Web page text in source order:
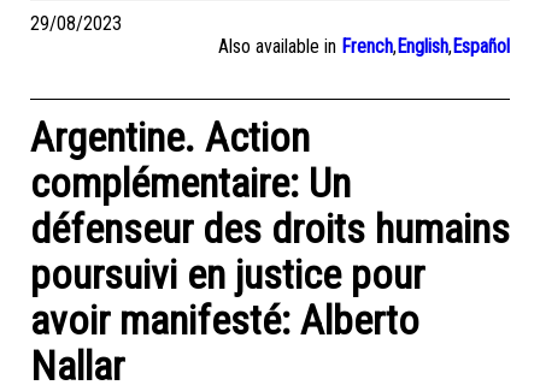
29/08/2023
Also available in French,English,Español
Argentine. Action
complémentaire: Un
défenseur des droits humains
poursuivi en justice pour
avoir manifesté: Alberto
Nallar